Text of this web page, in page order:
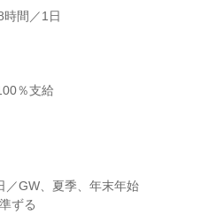
時間／1日
％支給
／GW、夏季、年末年始
ずる